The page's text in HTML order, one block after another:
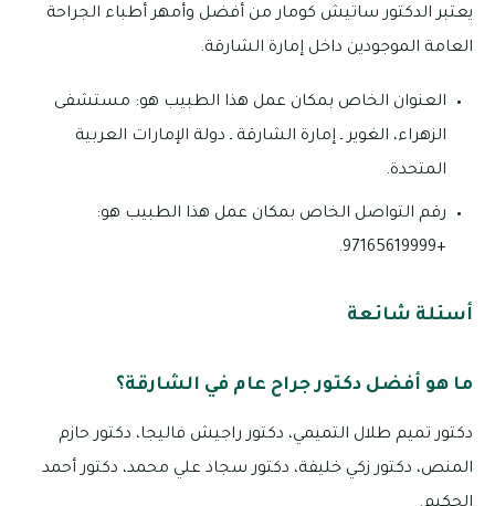
يعتبر الدكتور ساتيش كومار من أفضل وأمهر أطباء الجراحة
العامة الموجودين داخل إمارة الشارقة.
العنوان الخاص بمكان عمل هذا الطبيب هو: مستشفى
الزهراء، الغوير ـ إمارة الشارقة ـ دولة الإمارات العربية
المتحدة.
رقم التواصل الخاص بمكان عمل هذا الطبيب هو:
+97165619999.
أسئلة شائعة
ما هو أفضل دكتور جراح عام في الشارقة؟
دكتور تميم طلال التميمي، دكتور راجيش فاليجا، دكتور حازم
المنص، دكتور زكي خليفة، دكتور سجاد علي محمد، دكتور أحمد